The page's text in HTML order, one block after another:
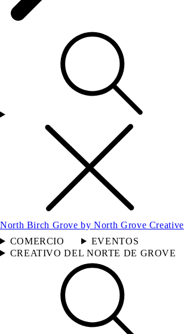
North Birch Grove by North Grove Creative
COMERCIO
EVENTOS
CREATIVO DEL NORTE DE GROVE